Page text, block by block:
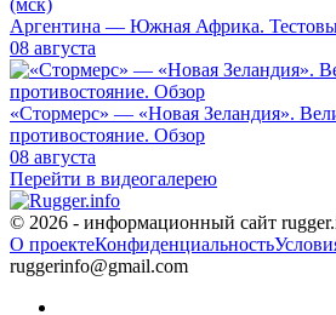
Аргентина — Южная Африка.
08 августа
«Стормерс» — «Новая Зеландия».
противостояние. Обзор
08 августа
Перейти в видеогалерею
© 2026 - информационный сайт
О проектеКонфиденциальность
ruggerinfo@gmail.com